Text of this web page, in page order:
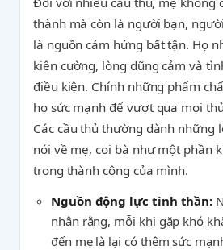
thành mà còn là người bạn,
là nguồn cảm hứng bất tận. Họ
kiên cường, lòng dũng cảm và
điều kiện. Chính những phẩm
họ sức mạnh để vượt qua mọi
Các cầu thủ thường dành những
nói về mẹ, coi bà như một phần
trong thành công của mình.
Nguồn động lực tinh thần:
nhận rằng, mỗi khi gặp khó
đến mẹ là lại có thêm sức